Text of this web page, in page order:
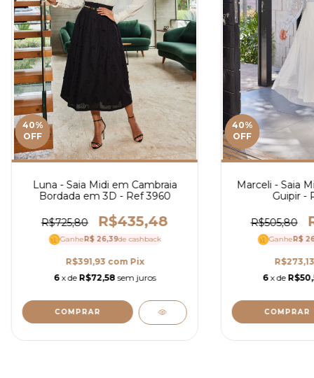
40%
OFF
Luna - Saia Midi em Cambraia
Bordada em 3D - Ref 3960
R$725,80 R$435,48
GanheR$ 26,39de cashback
R$391,93 com Pix
6 x de R$72,58 sem juros
COMPRAR
40%
OFF
Marceli - Saia
Guipir -
R$505,80
GanheR$
6 x de
COMPRAR